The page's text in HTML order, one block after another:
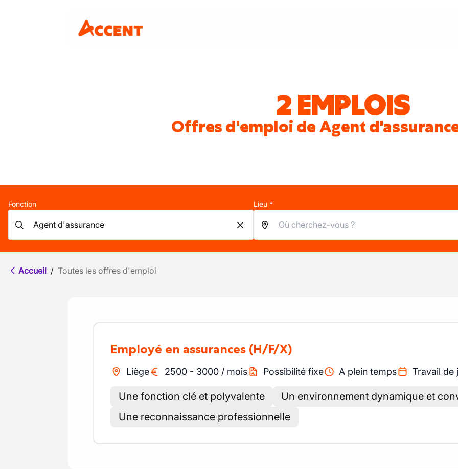
2 EMPLOIS
Offres d'emploi de Agent
Fonction Lieu *
Accueil / Toutes les offres d'emploi
Employé en assurances (H/F/X)
Liège 2500 - 3000 / mois Possibilité fixe A plein temps Travail de
Une fonction clé et polyvalente
Un environnement dynamique et
Une reconnaissance professionnelle